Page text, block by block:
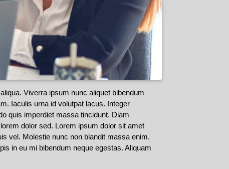
Viverra ipsum nunc aliquet bibendum
Iaculis urna id volutpat lacus. Integer
quis imperdiet massa tincidunt. Diam
dolor sed. Lorem ipsum dolor sit amet
vel. Molestie nunc non blandit massa enim.
in eu mi bibendum neque egestas. Aliquam